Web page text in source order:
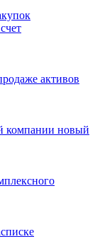
активов
компании новый